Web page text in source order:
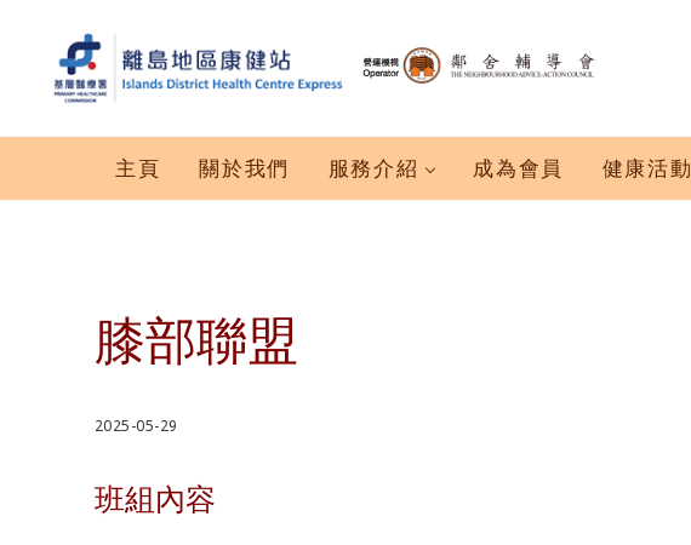
主頁 關於我們 服務介紹 成為會員 健康活動
膝部聯盟
2025-05-29
班組內容